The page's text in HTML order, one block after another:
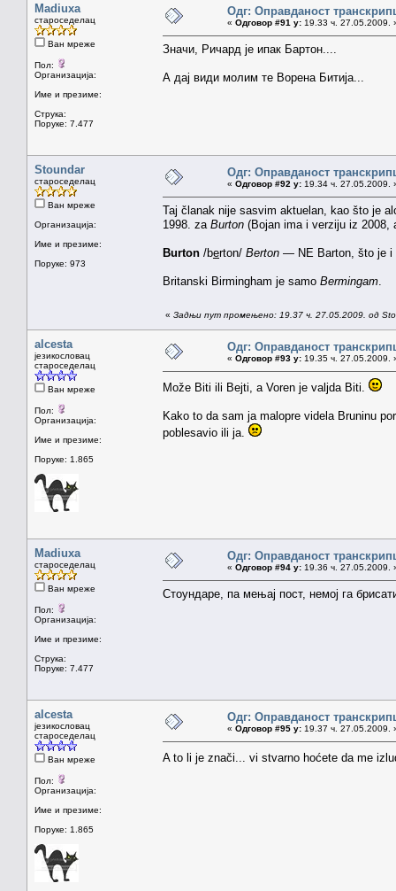
Madiuxa
староседелац
Ван мреже
Пол:
Организација:
Име и презиме:
Струка:
Поруке: 7.477
Одг: Оправданост
« Одговор #91 у: 19.33 ч. 27.05.2009.
Значи, Ричард је ипак Бартон....
А дај види молим те Ворена Битија...
Stoundar
староседелац
Ван мреже
Организација:
Име и презиме:
Поруке: 973
Одг: Оправданост
« Одговор #92 у: 19.34 ч. 27.05.2009.
Taj članak nije sasvim aktuelan, kao što je
1998. za Burton (Bojan ima i verziju iz 2008,
Burton /berton/ Berton — NE Barton, što je i
Britanski Birmingham je samo Bermingam
« Задњи пут промењено: 19.37 ч. 27.05.2009. од
alcesta
језикословац
староседелац
Ван мреже
Пол:
Организација:
Име и презиме:
Поруке: 1.865
Одг: Оправданост
« Одговор #93 у: 19.35 ч. 27.05.2009.
Može Biti ili Bejti, a Voren je valjda Biti.
Kako to da sam ja malopre videla Bruninu
poblesavio ili ja.
Madiuxa
староседелац
Ван мреже
Пол:
Организација:
Име и презиме:
Струка:
Поруке: 7.477
Одг: Оправданост
« Одговор #94 у: 19.36 ч. 27.05.2009.
Стоундаре, па мењај пост, немој га
alcesta
језикословац
староседелац
Ван мреже
Пол:
Организација:
Име и презиме:
Поруке: 1.865
Одг: Оправданост
« Одговор #95 у: 19.37 ч. 27.05.2009.
A to li je znači... vi stvarno hoćete da me